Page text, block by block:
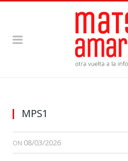
MPS1
ON 08/03/2026